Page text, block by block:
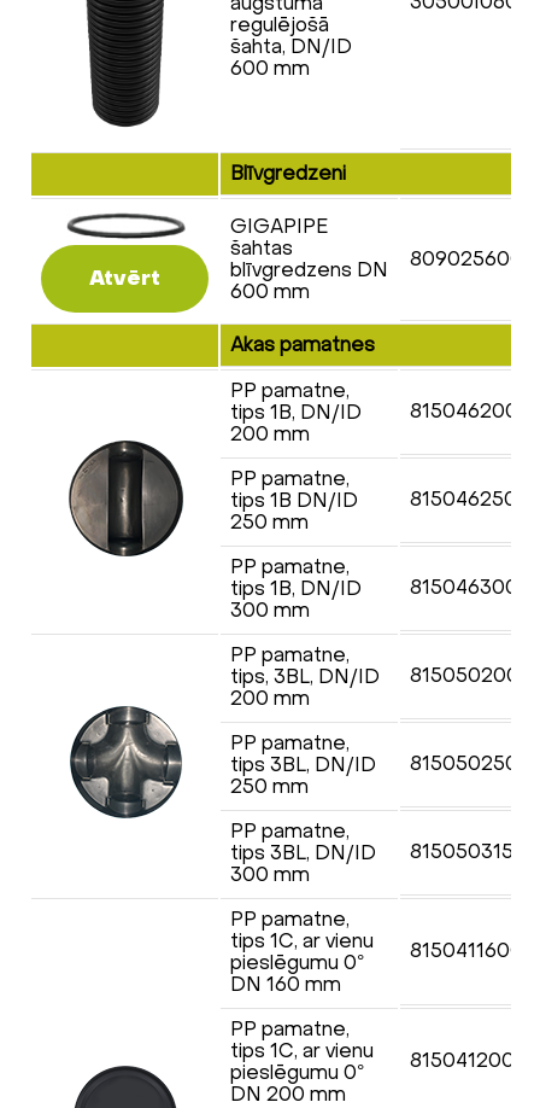
regulējošā
šahta, DN/ID
600 mm
Blīvgredzeni
Atvērt
GIGAPIPE
šahtas
blīvgredzens DN
600 mm
Akas pamatnes
PP pamatne,
tips 1B, DN/ID
200 mm
PP pamatne,
tips 1B DN/ID
250 mm
PP pamatne,
tips 1B, DN/ID
300 mm
PP pamatne,
tips, 3BL, DN/ID
200 mm
PP pamatne,
tips 3BL, DN/ID
250 mm
PP pamatne,
tips 3BL, DN/ID
300 mm
PP pamatne,
tips 1C, ar vienu
pieslēgumu 0°
DN 160 mm
PP pamatne,
tips 1C, ar vienu
pieslēgumu 0°
DN 200 mm